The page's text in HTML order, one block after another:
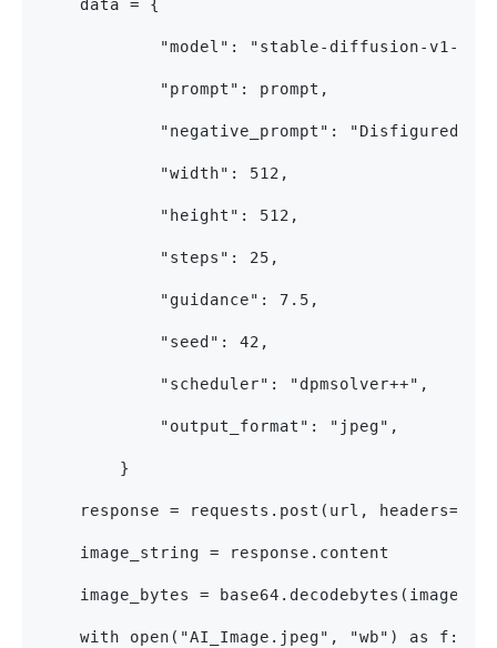
    data = {
            "model": "stable-diffusion-v1-5",
            "prompt": prompt,
"negative_prompt": "Disfigured,
            "width": 512,
            "height": 512,
            "steps": 25,
            "guidance": 7.5,
            "seed": 42,
            "scheduler": "dpmsolver++",
            "output_format": "jpeg",
        }
response = requests.post(url,
    image_string = response.content
image_bytes =
    with open("AI_Image.jpeg", "wb") as f: